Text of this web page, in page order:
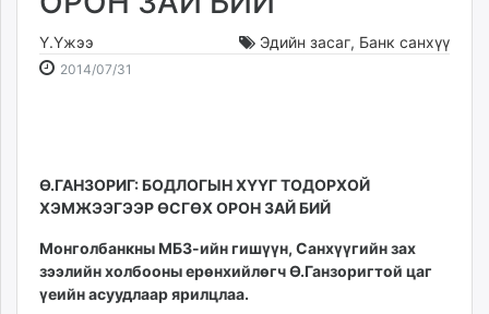
news.mn
zindaa.mn
mnb.mn
Livetv.mn
Eguur.mn
24tsag.mn
shuud.mn
Ү.Үжээ Эдийн засаг, Банк санхүү
2014/07/31
Ө.ГАНЗОРИГ: БОДЛОГЫН ХҮҮГ ТОДОРХОЙ
ХЭМЖЭЭГЭЭР ӨСГӨХ ОРОН ЗАЙ БИЙ
Монголбанкны МБЗ-ийн гишүүн, Санхүүгийн зах
зээлийн холбооны ерөнхийлөгч Ө.Ганзоригтой цаг
үеийн асуудлаар ярилцлаа.